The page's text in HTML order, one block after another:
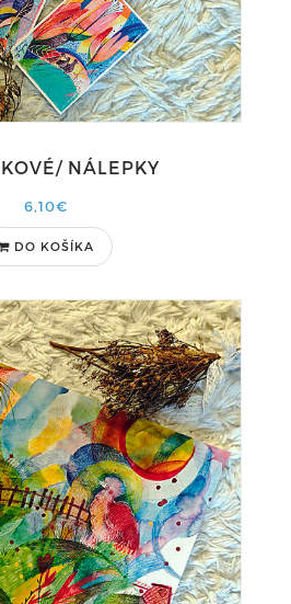
NÁLEPKY
6,10€
DO KOŠÍKA